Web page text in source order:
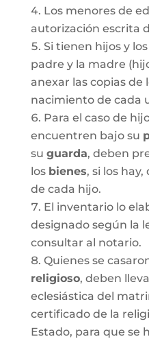
Los menores de
autorización escrita
Si tienen hijos y
padre y la madre
anexar las copias de
nacimiento de cada
Para el caso de
encuentren bajo su
su guarda, deben
los bienes, si los
de cada hijo.
El inventario lo
designado según la
consultar al notario.
Quienes se
religioso, deben
eclesiástica del
certificado de la
Estado, para que se